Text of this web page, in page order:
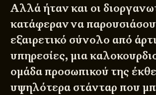
Αλλά ήταν και οι
κατάφεραν να
εξαιρετικό σύνολο από
υπηρεσίες, μια
ομάδα προσωπικού της
υψηλότερα στάνταρ που